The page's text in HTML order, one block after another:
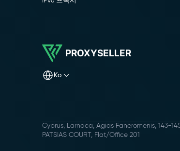
PROXYSELLER
ko
Cyprus, Larnaca, Agias Faneromenis, 143-
PATSIAS COURT, Flat/Office 201